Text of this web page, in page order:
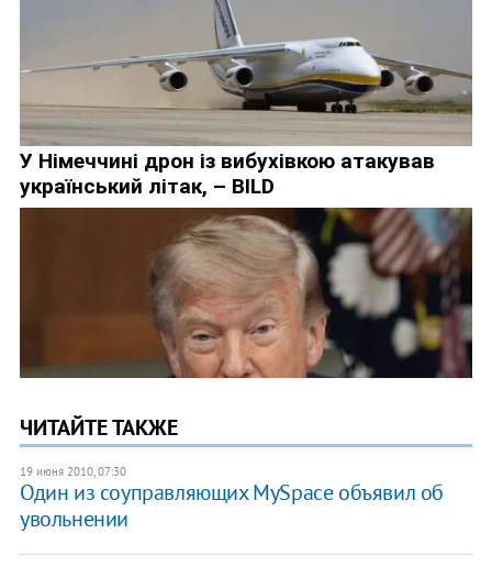
ЧИТАЙТЕ ТАКЖЕ
19 июня 2010, 07:30
Один из соуправляющих MySpace объявил об
увольнении